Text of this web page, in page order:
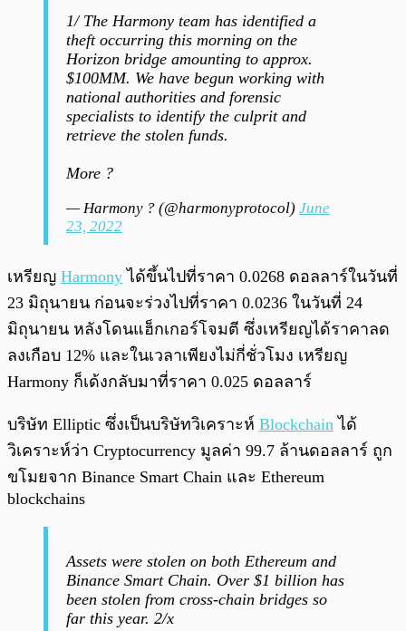
1/ The Harmony team has identified a
theft occurring this morning on the
Horizon bridge amounting to approx.
$100MM. We have begun working with
national authorities and forensic
specialists to identify the culprit and
retrieve the stolen funds.
More ?
— Harmony ? (@harmonyprotocol) June
23, 2022
เหรียญ Harmony ได้ขึ้นไปที่ราคา 0.0268 ดอลลาร์ในวันที่
23 มิถุนายน ก่อนจะร่วงไปที่ราคา 0.0236 ในวันที่ 24
มิถุนายน หลังโดนแฮ็กเกอร์โจมตี ซึ่งเหรียญได้ราคาลด
ลงเกือบ 12% และในเวลาเพียงไม่กี่ชั่วโมง เหรียญ
Harmony ก็เด้งกลับมาที่ราคา 0.025 ดอลลาร์
บริษัท Elliptic ซึ่งเป็นบริษัทวิเคราะห์ Blockchain ได้
วิเคราะห์ว่า Cryptocurrency มูลค่า 99.7 ล้านดอลลาร์ ถูก
ขโมยจาก Binance Smart Chain และ Ethereum
blockchains
Assets were stolen on both Ethereum and
Binance Smart Chain. Over $1 billion has
been stolen from cross-chain bridges so
far this year. 2/x